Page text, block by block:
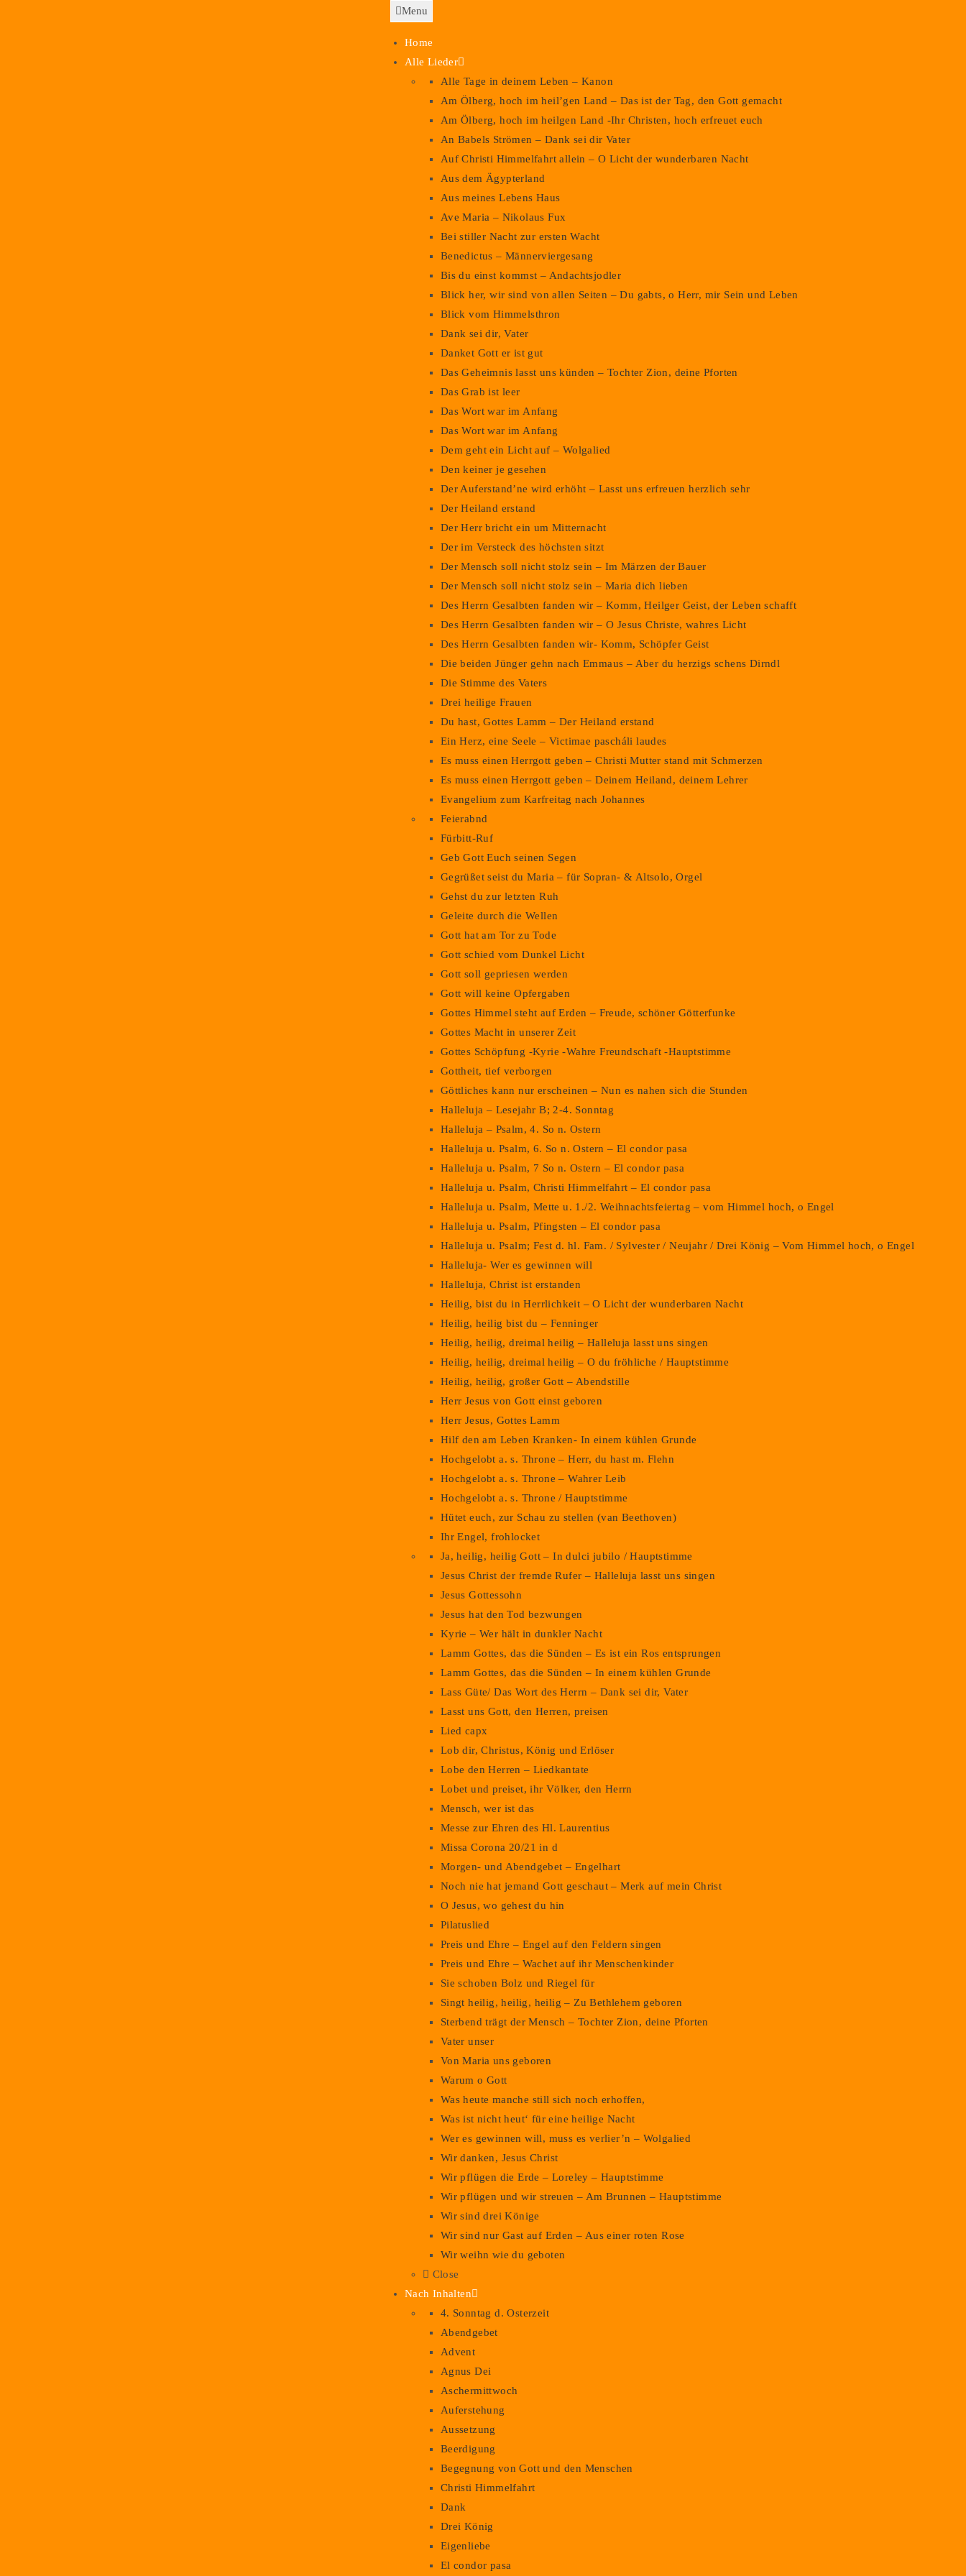
Menu
Home
Alle Lieder
Alle Tage in deinem Leben – Kanon
Am Ölberg, hoch im heil’gen Land – Das ist der Tag, den Gott gemacht
Am Ölberg, hoch im heilgen Land -Ihr Christen, hoch erfreuet euch
An Babels Strömen – Dank sei dir Vater
Auf Christi Himmelfahrt allein – O Licht der wunderbaren Nacht
Aus dem Ägypterland
Aus meines Lebens Haus
Ave Maria – Nikolaus Fux
Bei stiller Nacht zur ersten Wacht
Benedictus – Männerviergesang
Bis du einst kommst – Andachtsjodler
Blick her, wir sind von allen Seiten – Du gabts, o Herr, mir Sein und Leben
Blick vom Himmelsthron
Dank sei dir, Vater
Danket Gott er ist gut
Das Geheimnis lasst uns künden – Tochter Zion, deine Pforten
Das Grab ist leer
Das Wort war im Anfang
Das Wort war im Anfang
Dem geht ein Licht auf – Wolgalied
Den keiner je gesehen
Der Auferstand’ne wird erhöht – Lasst uns erfreuen herzlich sehr
Der Heiland erstand
Der Herr bricht ein um Mitternacht
Der im Versteck des höchsten sitzt
Der Mensch soll nicht stolz sein – Im Märzen der Bauer
Der Mensch soll nicht stolz sein – Maria dich lieben
Des Herrn Gesalbten fanden wir – Komm, Heilger Geist, der Leben schafft
Des Herrn Gesalbten fanden wir – O Jesus Christe, wahres Licht
Des Herrn Gesalbten fanden wir- Komm, Schöpfer Geist
Die beiden Jünger gehn nach Emmaus – Aber du herzigs schens Dirndl
Die Stimme des Vaters
Drei heilige Frauen
Du hast, Gottes Lamm – Der Heiland erstand
Ein Herz, eine Seele – Victimae pascháli laudes
Es muss einen Herrgott geben – Christi Mutter stand mit Schmerzen
Es muss einen Herrgott geben – Deinem Heiland, deinem Lehrer
Evangelium zum Karfreitag nach Johannes
Feierabnd
Fürbitt-Ruf
Geb Gott Euch seinen Segen
Gegrüßet seist du Maria – für Sopran- & Altsolo, Orgel
Gehst du zur letzten Ruh
Geleite durch die Wellen
Gott hat am Tor zu Tode
Gott schied vom Dunkel Licht
Gott soll gepriesen werden
Gott will keine Opfergaben
Gottes Himmel steht auf Erden – Freude, schöner Götterfunke
Gottes Macht in unserer Zeit
Gottes Schöpfung -Kyrie -Wahre Freundschaft -Hauptstimme
Gottheit, tief verborgen
Göttliches kann nur erscheinen – Nun es nahen sich die Stunden
Halleluja – Lesejahr B; 2-4. Sonntag
Halleluja – Psalm, 4. So n. Ostern
Halleluja u. Psalm, 6. So n. Ostern – El condor pasa
Halleluja u. Psalm, 7 So n. Ostern – El condor pasa
Halleluja u. Psalm, Christi Himmelfahrt – El condor pasa
Halleluja u. Psalm, Mette u. 1./2. Weihnachtsfeiertag – vom Himmel hoch, o Engel
Halleluja u. Psalm, Pfingsten – El condor pasa
Halleluja u. Psalm; Fest d. hl. Fam. / Sylvester / Neujahr / Drei König – Vom Himmel hoch, o Engel
Halleluja- Wer es gewinnen will
Halleluja, Christ ist erstanden
Heilig, bist du in Herrlichkeit – O Licht der wunderbaren Nacht
Heilig, heilig bist du – Fenninger
Heilig, heilig, dreimal heilig – Halleluja lasst uns singen
Heilig, heilig, dreimal heilig – O du fröhliche / Hauptstimme
Heilig, heilig, großer Gott – Abendstille
Herr Jesus von Gott einst geboren
Herr Jesus, Gottes Lamm
Hilf den am Leben Kranken- In einem kühlen Grunde
Hochgelobt a. s. Throne – Herr, du hast m. Flehn
Hochgelobt a. s. Throne – Wahrer Leib
Hochgelobt a. s. Throne / Hauptstimme
Hütet euch, zur Schau zu stellen (van Beethoven)
Ihr Engel, frohlocket
Ja, heilig, heilig Gott – In dulci jubilo / Hauptstimme
Jesus Christ der fremde Rufer – Halleluja lasst uns singen
Jesus Gottessohn
Jesus hat den Tod bezwungen
Kyrie – Wer hält in dunkler Nacht
Lamm Gottes, das die Sünden – Es ist ein Ros entsprungen
Lamm Gottes, das die Sünden – In einem kühlen Grunde
Lass Güte/ Das Wort des Herrn – Dank sei dir, Vater
Lasst uns Gott, den Herren, preisen
Lied capx
Lob dir, Christus, König und Erlöser
Lobe den Herren – Liedkantate
Lobet und preiset, ihr Völker, den Herrn
Mensch, wer ist das
Messe zur Ehren des Hl. Laurentius
Missa Corona 20/21 in d
Morgen- und Abendgebet – Engelhart
Noch nie hat jemand Gott geschaut – Merk auf mein Christ
O Jesus, wo gehest du hin
Pilatuslied
Preis und Ehre – Engel auf den Feldern singen
Preis und Ehre – Wachet auf ihr Menschenkinder
Sie schoben Bolz und Riegel für
Singt heilig, heilig, heilig – Zu Bethlehem geboren
Sterbend trägt der Mensch – Tochter Zion, deine Pforten
Vater unser
Von Maria uns geboren
Warum o Gott
Was heute manche still sich noch erhoffen,
Was ist nicht heut‘ für eine heilige Nacht
Wer es gewinnen will, muss es verlier’n – Wolgalied
Wir danken, Jesus Christ
Wir pflügen die Erde – Loreley – Hauptstimme
Wir pflügen und wir streuen – Am Brunnen – Hauptstimme
Wir sind drei Könige
Wir sind nur Gast auf Erden – Aus einer roten Rose
Wir weihn wie du geboten
Close
Nach Inhalten
4. Sonntag d. Osterzeit
Abendgebet
Advent
Agnus Dei
Aschermittwoch
Auferstehung
Aussetzung
Beerdigung
Begegnung von Gott und den Menschen
Christi Himmelfahrt
Dank
Drei König
Eigenliebe
El condor pasa